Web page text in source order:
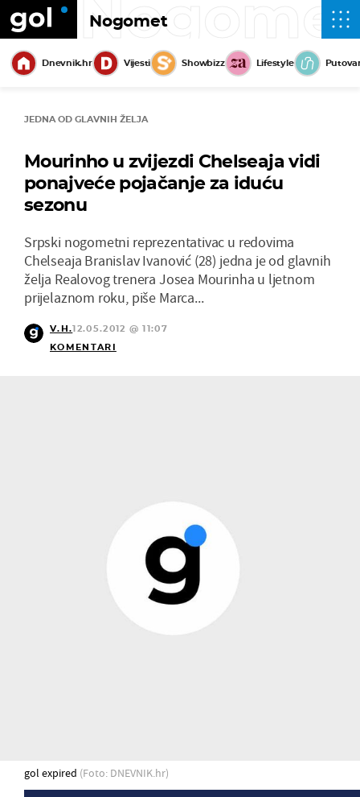
Nogomet
Dnevnik.hr Vijesti Showbizz Lifestyle
JEDNA OD GLAVNIH ŽELJA
Mourinho u zvijezdi Chelseaja vidi
ponajveće pojačanje za iduću
sezonu
Srpski nogometni reprezentativac u redovima
Chelseaja Branislav Ivanović (28) jedna je od glavnih
želja Realovog trenera Josea Mourinha u ljetnom
prijelaznom roku, piše Marca...
V.H.12.05.2012 @ 11:07
KOMENTARI
gol expired (Foto: DNEVNIK.hr)